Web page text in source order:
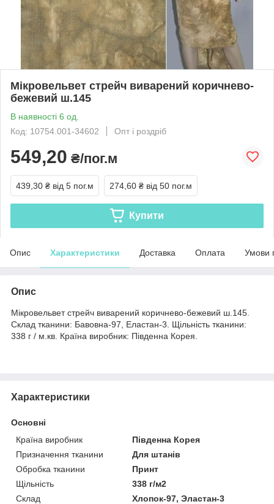
Мікровельвет стрейч виварений коричнево-
бежевий ш.145
В наявності 6 од.
Код: 10754.001-34602
Опт і роздріб
549,20 ₴/пог.м
439,30 ₴ від 5 пог.м 274,60 ₴ від 50 пог.м
Купити
Опис Характеристики Доставка Оплата Умови
Опис
Мікровельвет стрейч виварений коричнево-бежевий ш.145.
Склад тканини: Бавовна-97, Еластан-3. Щільність тканини:
338 г / м.кв. Країна виробник: Південна Корея.
Характеристики
Основні
Країна виробник
Південна Корея
Призначення тканини
Для штанів
Обробка тканини
Принт
Щільність
338 г/м2
Склад
Хлопок-97, Эластан-3